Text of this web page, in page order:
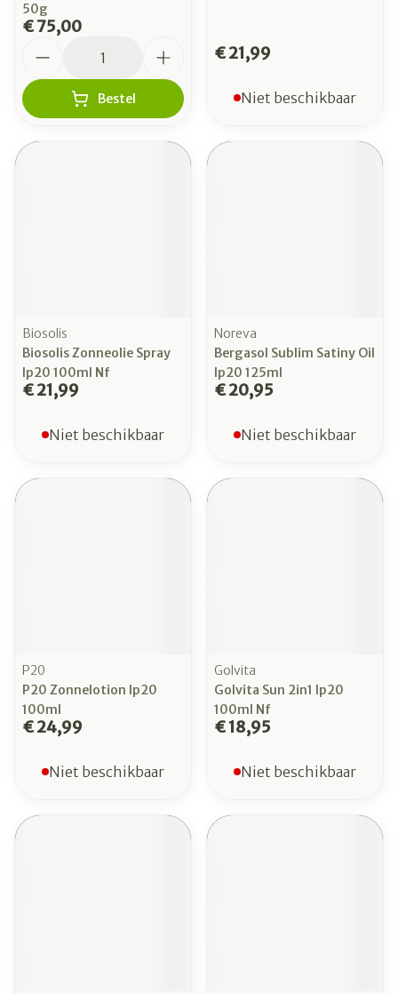
50g
€ 75,00
Bestel
€ 21,99
Niet beschikbaar
Biosolis
Biosolis Zonneolie Spray
Ip20 100ml Nf
€ 21,99
Niet beschikbaar
Noreva
Bergasol Sublim Satiny Oil
Ip20 125ml
€ 20,95
Niet beschikbaar
P20
P20 Zonnelotion Ip20
100ml
€ 24,99
Niet beschikbaar
Golvita
Golvita Sun 2in1 Ip20
100ml Nf
€ 18,95
Niet beschikbaar